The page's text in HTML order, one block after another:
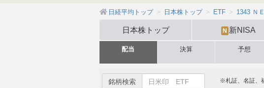
日経平均トップ 日本株トップ ETF 1343 Ｎ
日本株トップ N 新NISA
配当 決算 予想
銘柄検索 ※札証、名証、